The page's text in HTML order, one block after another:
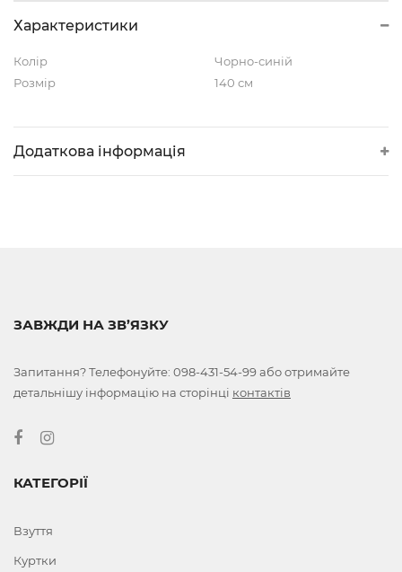
Характеристики
Колір
Чорно-синій
Розмір
140 см
Додаткова інформація
ЗАВЖДИ НА ЗВ’ЯЗКУ
Запитання? Телефонуйте: 098-431-54-99або отримайте
детальнішу інформацію на сторінці контактів
КАТЕГОРІЇ
Взуття
Куртки